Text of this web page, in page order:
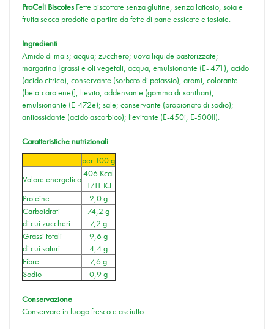
ProCeli Biscotes Fette biscottate senza glutine, senza lattosio, soia e
frutta secca prodotte a partire da fette di pane essicate e tostate.
Ingredienti
Amido di mais; acqua; zucchero; uova liquide pastorizzate;
margarina [grassi e oli vegetali, acqua, emulsionante (E- 471), acido
(acido citrico), conservante (sorbato di potassio), aromi, colorante
(beta-carotene)]; lievito; addensante (gomma di xanthan);
emulsionante (E-472e); sale; conservante (propionato di sodio);
antiossidante (acido ascorbico); lievitante (E-450i, E-500II).
Caratteristiche nutrizionali
per 100 g
Valore energetico
406 Kcal
1711 KJ
Proteine
2,0 g
Carboidrati
di cui zuccheri
74,2 g
7,2 g
Grassi totali
di cui saturi
9,6 g
4,4 g
Fibre
7,6 g
Sodio
0,9 g
Conservazione
Conservare in luogo fresco e asciutto.